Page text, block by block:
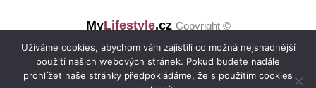
MyLifestyle.cz Copyright ©
Užíváme cookies, abychom vám zajistili co možná nejsnadnější
použití našich webových stránek. Pokud budete nadále
prohlížet naše stránky předpokládáme, že s použitím cookies